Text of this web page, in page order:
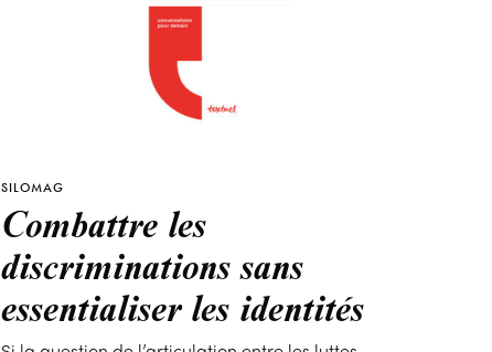
SILOMAG
Combattre les
discriminations sans
essentialiser les identités